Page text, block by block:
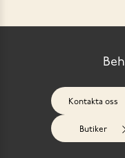
Kontakta oss
Butiker